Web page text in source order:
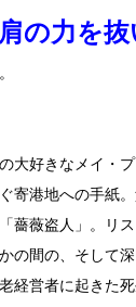
の力を抜
大好きなメイ・
寄港地への手紙
薔薇盗人」。リ
の間の、そして
経営者に起きた